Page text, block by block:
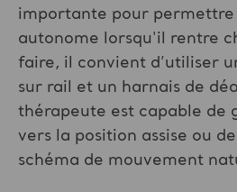
importante pour
autonome lorsqu'il rentre
faire, il convient d’utiliser
sur rail et un harnais de
thérapeute est capable de
vers la position assise ou
schéma de mouvement